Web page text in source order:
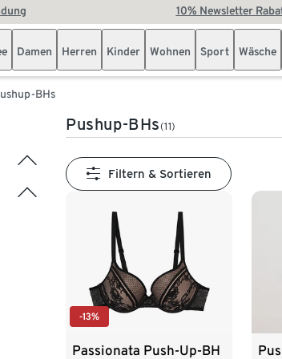
10% Newsletter
Damen Herren Kinder Wohnen Sport Wäsche
BHs
Pushup-BHs(11)
Filtern & Sortieren
-13%
Passionata Push-Up-BH